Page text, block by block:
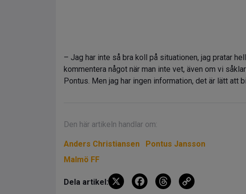
– Jag har inte så bra koll på situationen, jag pratar
kommentera något när man inte vet, även om vi
Pontus. Men jag har ingen information, det är lätt att
Den här artikeln handlar om:
Anders Christiansen
Pontus Jansson
Malmö FF
Dela artikel: X
F
T